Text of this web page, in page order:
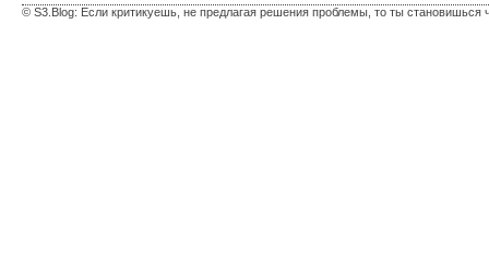
© S3.Blog: Если критикуешь, не предлагая решения проблемы, то ты становишься